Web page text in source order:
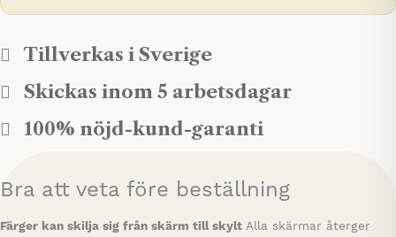
Tillverkas i Sverige
Skickas inom 5 arbetsdagar
100% nöjd-kund-garanti
Bra att veta före beställning
Färger kan skilja sig från skärm till skylt Alla skärmar återger